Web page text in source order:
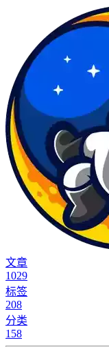
文章
1029
标签
208
分类
158